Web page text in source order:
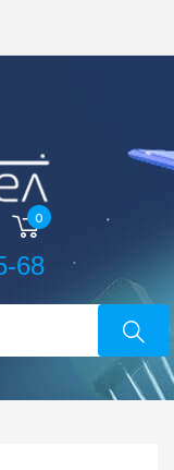
0
68